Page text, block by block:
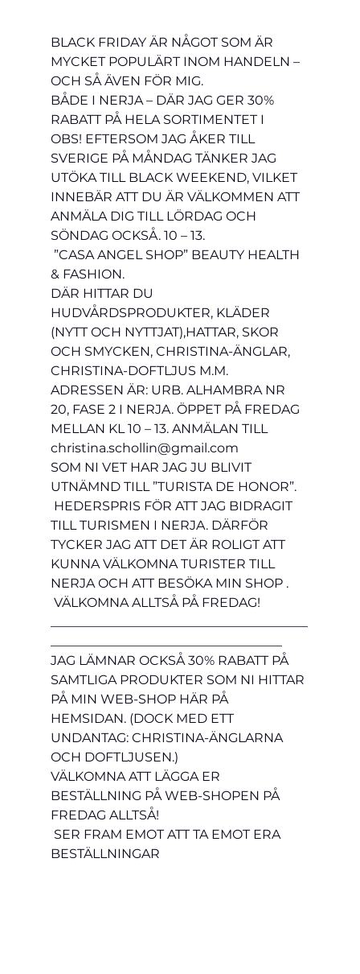
BLACK FRIDAY ÄR NÅGOT SOM ÄR
MYCKET POPULÄRT INOM HANDELN –
OCH SÅ ÄVEN FÖR MIG.
BÅDE I NERJA – DÄR JAG GER 30%
RABATT PÅ HELA SORTIMENTET I
OBS! EFTERSOM JAG ÅKER TILL
SVERIGE PÅ MÅNDAG TÄNKER JAG
UTÖKA TILL BLACK WEEKEND, VILKET
INNEBÄR ATT DU ÄR VÄLKOMMEN ATT
ANMÄLA DIG TILL LÖRDAG OCH
SÖNDAG OCKSÅ. 10 – 13.
& FASHION.
DÄR HITTAR DU
HUDVÅRDSPRODUKTER, KLÄDER
(NYTT OCH NYTTJAT),HATTAR, SKOR
OCH SMYCKEN, CHRISTINA-ÄNGLAR,
CHRISTINA-DOFTLJUS M.M.
ADRESSEN ÄR: URB. ALHAMBRA NR
20, FASE 2 I NERJA. ÖPPET PÅ FREDAG
MELLAN KL 10 – 13. ANMÄLAN TILL
christina.schollin@gmail.com
SOM NI VET HAR JAG JU BLIVIT
UTNÄMND TILL ”TURISTA DE HONOR”.
HEDERSPRIS FÖR ATT JAG BIDRAGIT
TILL TURISMEN I NERJA. DÄRFÖR
TYCKER JAG ATT DET ÄR ROLIGT ATT
KUNNA VÄLKOMNA TURISTER TILL
NERJA OCH ATT BESÖKA MIN SHOP .
VÄLKOMNA ALLTSÅ PÅ FREDAG!
JAG LÄMNAR OCKSÅ 30% RABATT PÅ
SAMTLIGA PRODUKTER SOM NI HITTAR
PÅ MIN WEB-SHOP HÄR PÅ
HEMSIDAN. (DOCK MED ETT
UNDANTAG: CHRISTINA-ÄNGLARNA
OCH DOFTLJUSEN.)
VÄLKOMNA ATT LÄGGA ER
BESTÄLLNING PÅ WEB-SHOPEN PÅ
FREDAG ALLTSÅ!
SER FRAM EMOT ATT TA EMOT ERA
BESTÄLLNINGAR